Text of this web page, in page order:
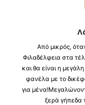
Από μικρός,
Φιλαδέλφεια στα
και θα είναι η
φανέλα με το
για
ξερά γήπεδα